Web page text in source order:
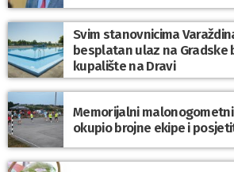
Svim stanovnicima
besplatan ulaz na Gradske
kupalište na Dravi
Memorijalni
okupio brojne ekipe i